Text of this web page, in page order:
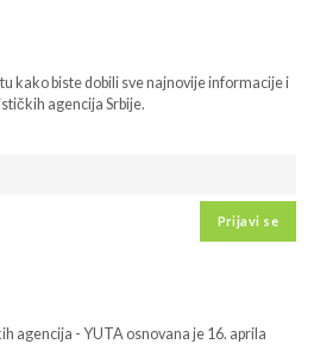
kako biste dobili sve najnovije informacije i
agencija Srbije.
Prijavi se
agencija - YUTA osnovana je 16. aprila